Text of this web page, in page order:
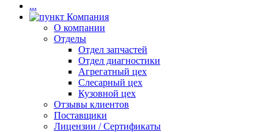
...
Компания
О компании
Отделы
Отдел запчастей
Отдел диагностики
Агрегатный цех
Слесарный цех
Кузовной цех
Отзывы клиентов
Поставщики
Лицензии / Сертификаты